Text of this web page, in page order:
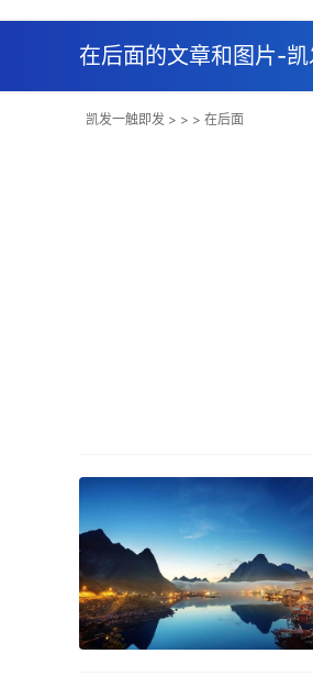
在后面的文章和图片-
凯发一触即发 > > > 在后面